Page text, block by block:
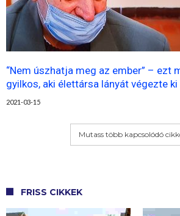
“Nem úszhatja meg az ember” – ezt
gyilkos, aki élettársa lányát végezte
2021-03-15
Mutass több kapcsolódó
FRISS CIKKEK